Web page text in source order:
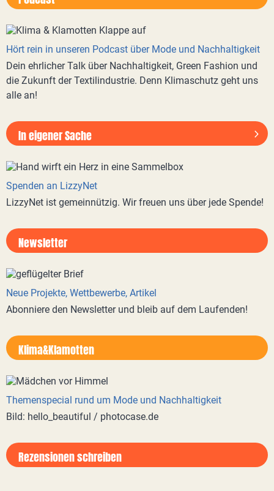
Hört rein in unseren Podcast über Mode und Nachhaltigkeit
Dein ehrlicher Talk über Nachhaltigkeit, Green Fashion und
die Zukunft der Textilindustrie. Denn Klimaschutz geht uns
alle an!
In eigener Sache
Spenden an LizzyNet
LizzyNet ist gemeinnützig. Wir freuen uns über jede Spende!
Newsletter
Neue Projekte, Wettbewerbe, Artikel
Abonniere den Newsletter und bleib auf dem Laufenden!
Klima&Klamotten
Themenspecial rund um Mode und Nachhaltigkeit
Bild: hello_beautiful / photocase.de
Rezensionen schreiben